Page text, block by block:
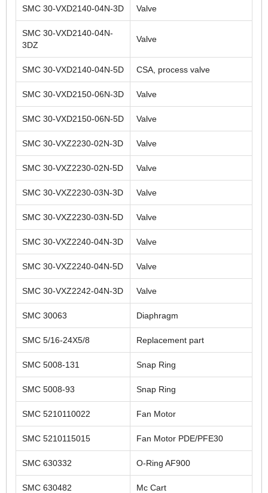
SMC 30-VXD2140-04N-3D Valve
SMC 30-VXD2140-04N-
3DZ
Valve
SMC 30-VXD2140-04N-5D CSA, process valve
SMC 30-VXD2150-06N-3D Valve
SMC 30-VXD2150-06N-5D Valve
SMC 30-VXZ2230-02N-3D Valve
SMC 30-VXZ2230-02N-5D Valve
SMC 30-VXZ2230-03N-3D Valve
SMC 30-VXZ2230-03N-5D Valve
SMC 30-VXZ2240-04N-3D Valve
SMC 30-VXZ2240-04N-5D Valve
SMC 30-VXZ2242-04N-3D Valve
SMC 30063 Diaphragm
SMC 5/16-24X5/8 Replacement part
SMC 5008-131 Snap Ring
SMC 5008-93 Snap Ring
SMC 5210110022 Fan Motor
SMC 5210115015 Fan Motor PDE/PFE30
SMC 630332 O-Ring AF900
SMC 630482 Mc Cart